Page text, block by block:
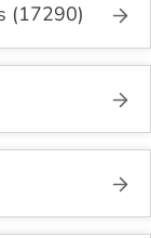
(17290)